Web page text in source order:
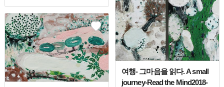
여행- 그마음을 읽다. A small
journey-Read the Mind2018-